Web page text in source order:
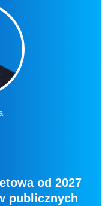
od 2027
publicznych